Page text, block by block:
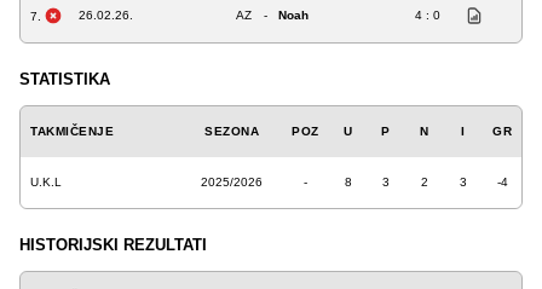
7. 26.02.26. AZ - Noah 4 : 0
STATISTIKA
TAKMIČENJE SEZONA POZ U P N I GR
U.K.L 2025/2026 - 8 3 2 3 -4
HISTORIJSKI REZULTATI